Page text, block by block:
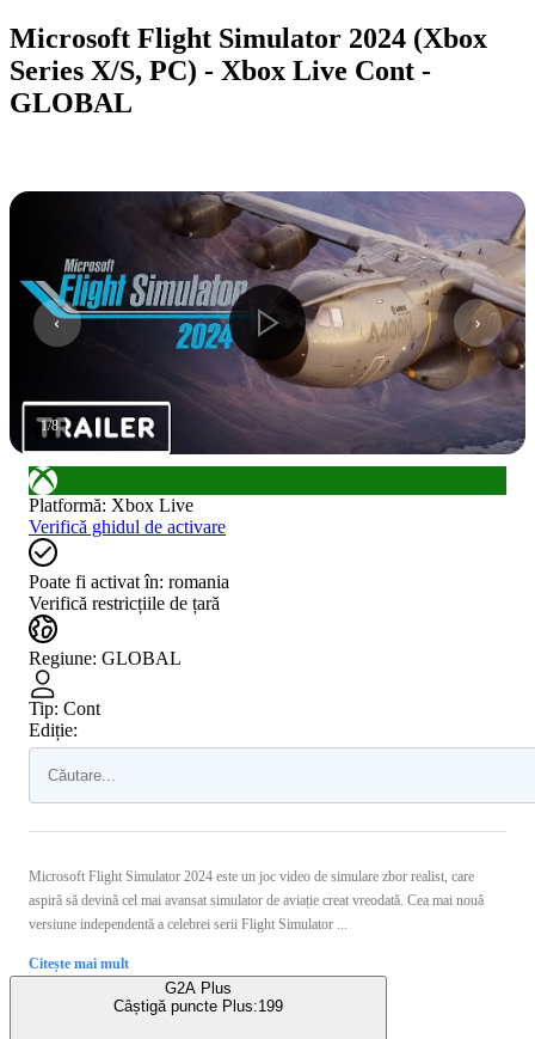
Microsoft Flight Simulator 2024 (Xbox
Series X/S, PC) - Xbox Live Cont -
GLOBAL
1/8
Platformă: Xbox Live
Verifică ghidul de activare
Poate fi activat în: romania
Verifică restricțiile de țară
Regiune: GLOBAL
Tip: Cont
Ediție:
Microsoft Flight Simulator 2024 este un joc video de simulare zbor realist, care
aspiră să devină cel mai avansat simulator de aviație creat vreodată. Cea mai nouă
versiune independentă a celebrei serii Flight Simulator ...
Citește mai mult
G2A Plus
Câștigă puncte Plus:199